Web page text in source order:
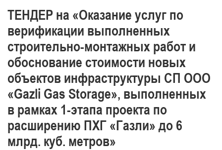
ТЕНДЕР на «Оказание услуг по
верификации выполненных
строительно-монтажных работ и
обоснование стоимости новых
объектов инфраструктуры СП ООО
«Gazli Gas Storage», выполненных
в рамках 1-этапа проекта по
расширению ПХГ «Газли» до 6
млрд. куб. метров»